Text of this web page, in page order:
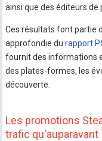
ainsi que des éditeurs de
Ces résultats font partie
approfondie durapport
fournit des informations
des plates-formes, les
découverte.
Les promotions
trafic qu'auparavant